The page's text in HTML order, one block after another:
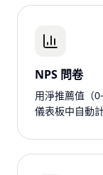
NPS 問卷
用淨推薦值（
儀表板中自動